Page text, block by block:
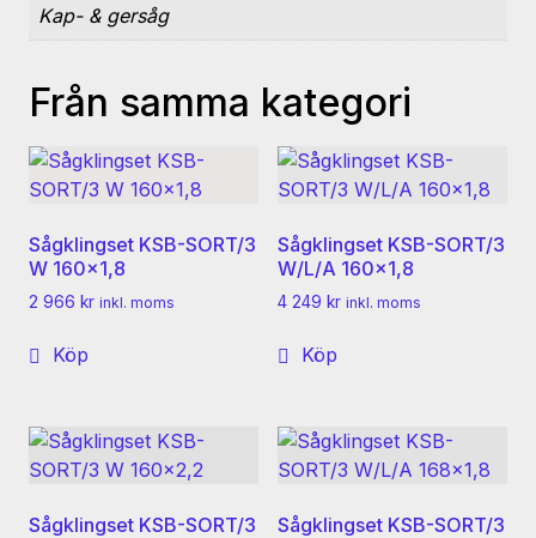
Kap- & gersåg
Från samma kategori
Sågklingset KSB-SORT/3
W 160×1,8
2 966 kr inkl. moms
Köp
Sågklingset KSB-SORT/3
W/L/A 160×1,8
4 249 kr inkl. moms
Köp
Sågklingset KSB-SORT/3
Sågklingset KSB-SORT/3